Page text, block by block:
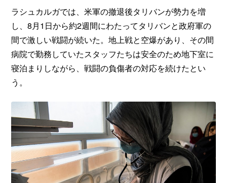
ラシュカルガでは、米軍の撤退後タリバンが勢力を増
し、8月1日から約2週間にわたってタリバンと政府軍の
間で激しい戦闘が続いた。地上戦と空爆があり、その間
病院で勤務していたスタッフたちは安全のため地下室に
寝泊まりしながら、戦闘の負傷者の対応を続けたとい
う。